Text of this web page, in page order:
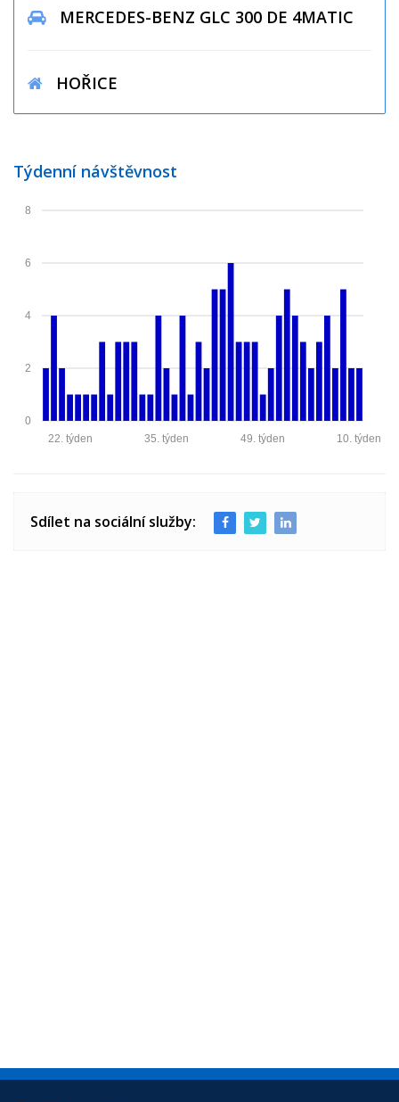
MERCEDES-BENZ GLC 300 DE 4MATIC
HOŘICE
Týdenní návštěvnost
0
2
4
6
8
10. týden
49. týden
35. týden
22. týden
Sdílet na sociální služby: